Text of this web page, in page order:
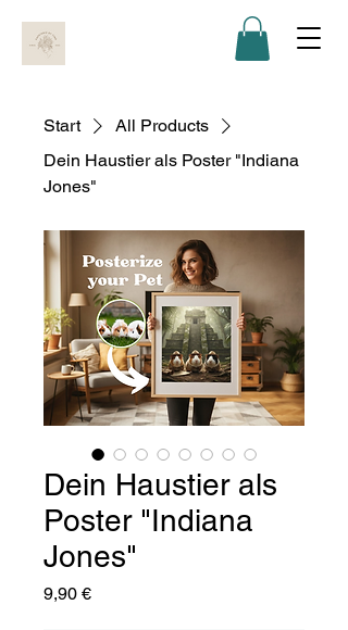
Start
All Products
Dein Haustier als Poster "Indiana
Jones"
Dein Haustier als
Poster "Indiana
Jones"
9,90 €Preis